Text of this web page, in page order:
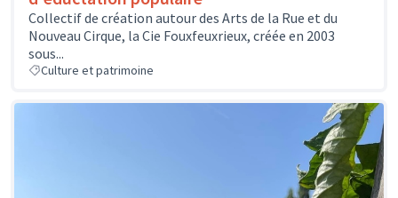
Collectif de création autour des Arts de la Rue et du
Nouveau Cirque, la Cie Fouxfeuxrieux, créée en 2003
sous...
Culture et patrimoine